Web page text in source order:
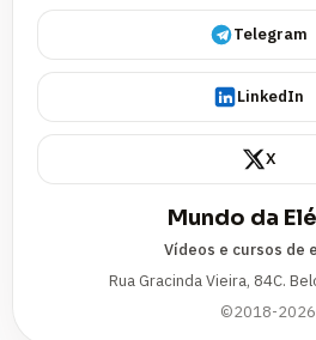
Telegram
LinkedIn
X
Mundo da
Vídeos e cursos de
Rua Gracinda Vieira, 84C.
©2018-2026